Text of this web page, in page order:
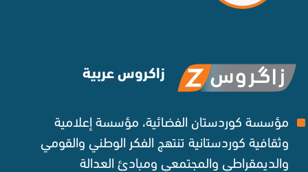
زاكروس عربية
مؤسسة كوردستان الفضائية، مؤسسة إعلامية
وثقافية كوردستانية تنتهج الفكر الوطني والقومي
والديمقراطي والمجتمعي ومبادئ العدالة ‌